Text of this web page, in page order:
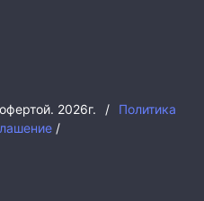
2026г. /
Политика
/